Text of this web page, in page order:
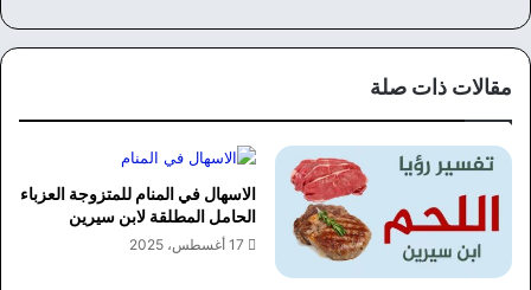
مقالات ذات صلة
الاسهال في المنام للمتزوجة العزباء
الحامل المطلقة لابن سيرين
17 أغسطس، 2025